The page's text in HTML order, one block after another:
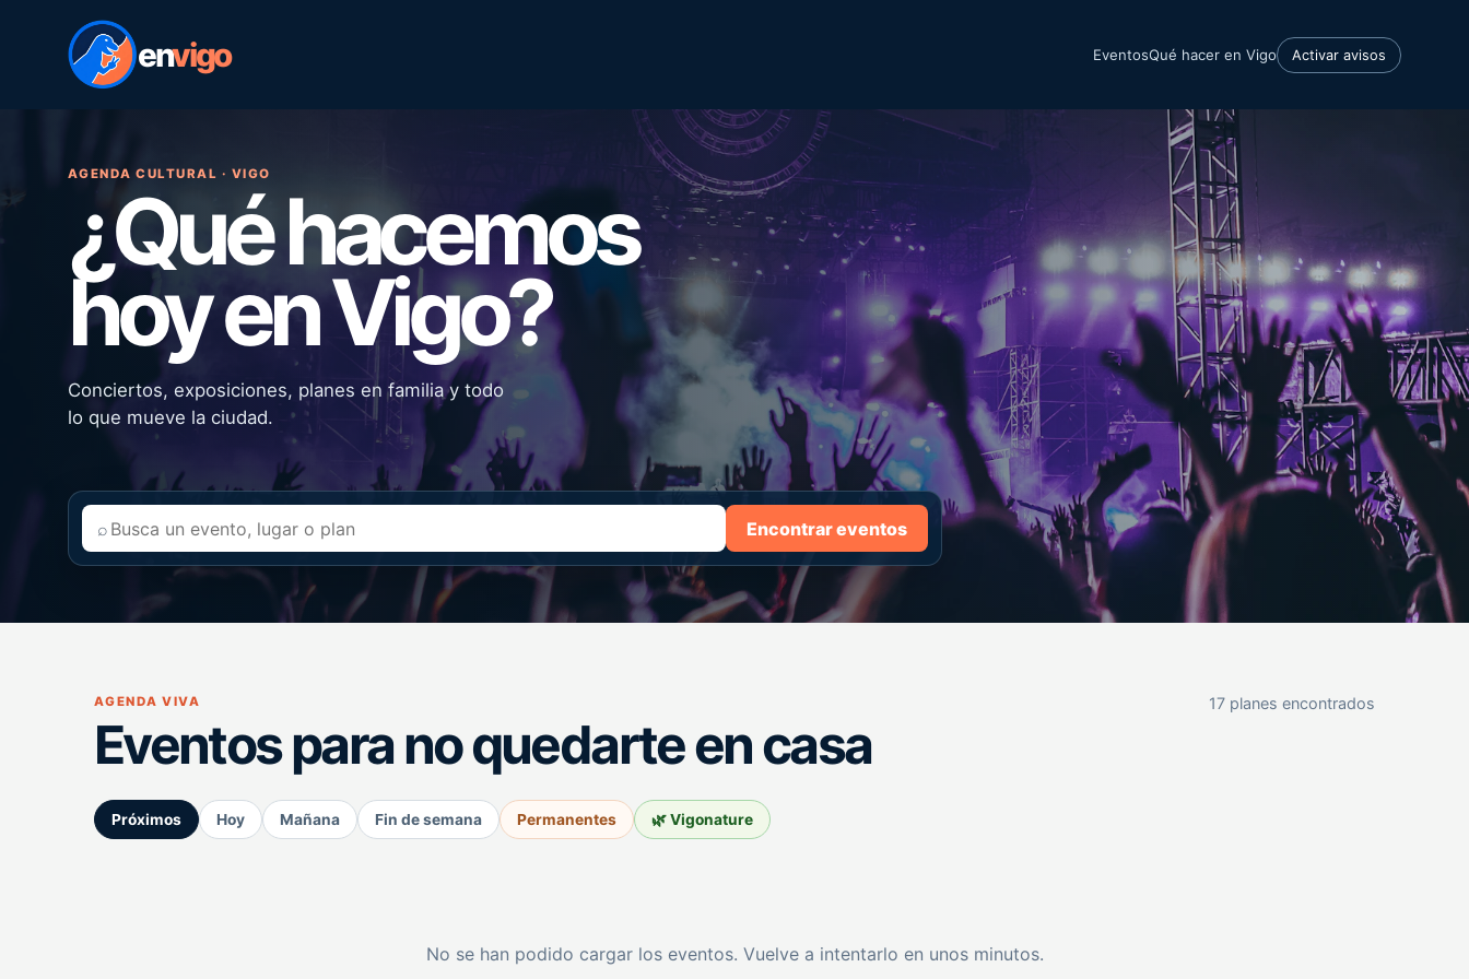
envigo EventosQué hacer en Vigo Activar avisos
AGENDA CULTURAL · VIGO
¿Qué hacemos
hoy en Vigo?
Conciertos, exposiciones, planes en familia y todo
lo que mueve la ciudad.
⌕ Encontrar eventos
AGENDA VIVA
Eventos para no quedarte en casa
17 planes encontrados
Próximos Hoy Mañana Fin de semana Permanentes 🌿 Vigonature
No se han podido cargar los eventos. Vuelve a intentarlo en unos minutos.